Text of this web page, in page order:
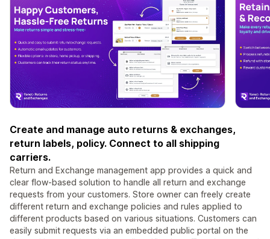
Create and manage auto returns & exchanges,
return labels, policy. Connect to all shipping
carriers.
Return and Exchange management app provides a quick and
clear flow-based solution to handle all return and exchange
requests from your customers. Store owner can freely create
different return and exchange policies and rules applied to
different products based on various situations. Customers can
easily submit requests via an embedded public portal on the